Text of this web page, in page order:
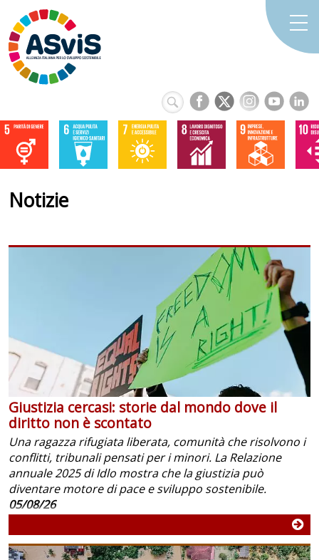
Notizie
Giustizia cercasi: storie dal mondo dove il
diritto non è scontato
Una ragazza rifugiata liberata, comunità che risolvono i
conflitti, tribunali pensati per i minori. La Relazione
annuale 2025 di Idlo mostra che la giustizia può
diventare motore di pace e sviluppo sostenibile.
05/08/26